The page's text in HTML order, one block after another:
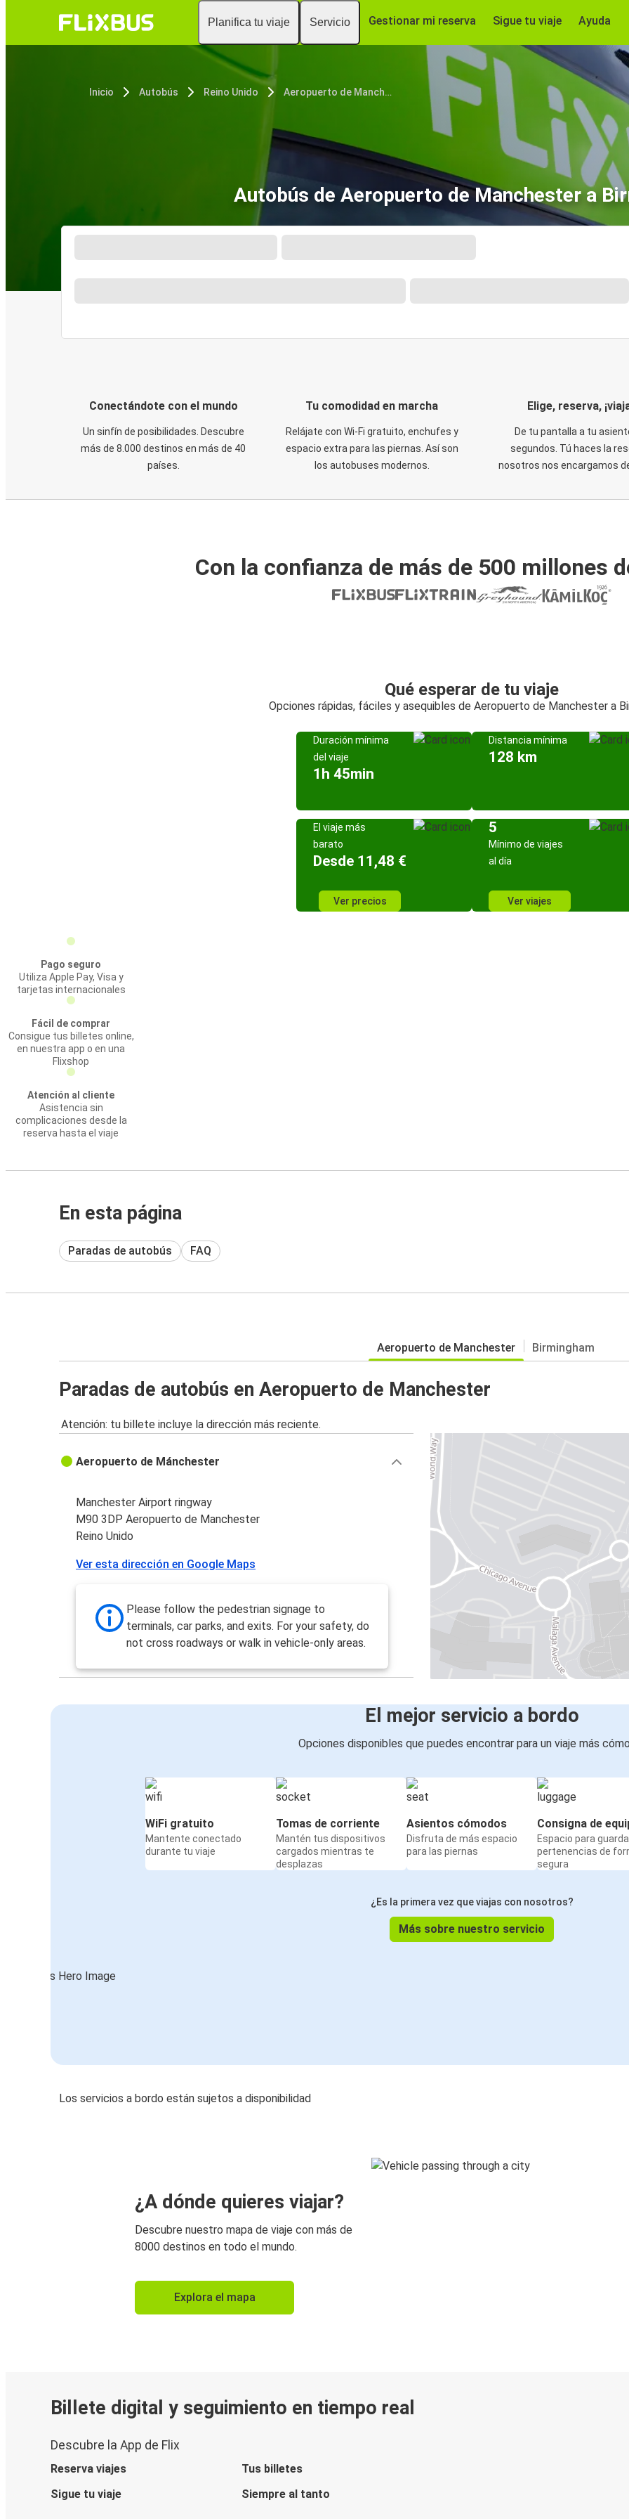
Planifica tu viaje Servicio Gestionar mi reserva Sigue tu viaje Ayuda
Inicio Autobús Reino Unido Aeropuerto de Manchester
Autobús de Aeropuerto de Manchester a
Conectándote con el mundo
Un sinfín de posibilidades. Descubre
más de 8.000 destinos en más de 40
países.
Tu comodidad en marcha
Relájate con Wi-Fi gratuito, enchufes y
espacio extra para las piernas. Así son
los autobuses modernos.
Elige, reserva,
De tu pantalla a tu
segundos. Tú haces la
nosotros nos encargamos
Con la confianza de más de 500 millones
Qué esperar de tu viaje
Opciones rápidas, fáciles y asequibles de Aeropuerto de Manchester a
Duración mínima
del viaje
1h 45min
Distancia mínima
128 km
El viaje más
barato
Desde 11,48 €
Ver precios
5
Mínimo de viajes
al día
Ver viajes
Pago seguro
Utiliza Apple Pay, Visa y
tarjetas internacionales
Fácil de comprar
Consigue tus billetes online,
en nuestra app o en una
Flixshop
Atención al cliente
Asistencia sin
complicaciones desde la
reserva hasta el viaje
En esta página
Paradas de autobús FAQ
Aeropuerto de Manchester Birmingham
Paradas de autobús en Aeropuerto de Manchester
Atención: tu billete incluye la dirección más reciente.
Aeropuerto de Mánchester
Manchester Airport ringway
M90 3DP Aeropuerto de Manchester
Reino Unido
Ver esta dirección en Google Maps
Please follow the pedestrian signage to
terminals, car parks, and exits. For your safety, do
not cross roadways or walk in vehicle-only areas.
El mejor servicio a bordo
Opciones disponibles que puedes encontrar para un viaje más
WiFi gratuito
Mantente conectado
durante tu viaje
Tomas de corriente
Mantén tus dispositivos
cargados mientras te
desplazas
Asientos cómodos
Disfruta de más espacio
para las piernas
Consigna de
Espacio para
pertenencias de
segura
¿Es la primera vez que viajas con nosotros?
Más sobre nuestro servicio
Los servicios a bordo están sujetos a disponibilidad
¿A dónde quieres viajar?
Descubre nuestro mapa de viaje con más de
8000 destinos en todo el mundo.
Explora el mapa
Billete digital y seguimiento en tiempo real
Descubre la App de Flix
Reserva viajes
Tus billetes
Sigue tu viaje
Siempre al tanto